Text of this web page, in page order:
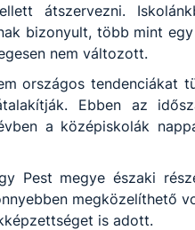
átszervezni.
bizonyult, több mint
nem változott.
országos
Ebben az
a középiskolák
Pest megye északi
megközelíthető
is adott.